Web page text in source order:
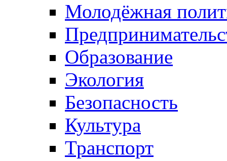
Молодёжная
Образование
Экология
Безопасность
Культура
Транспорт